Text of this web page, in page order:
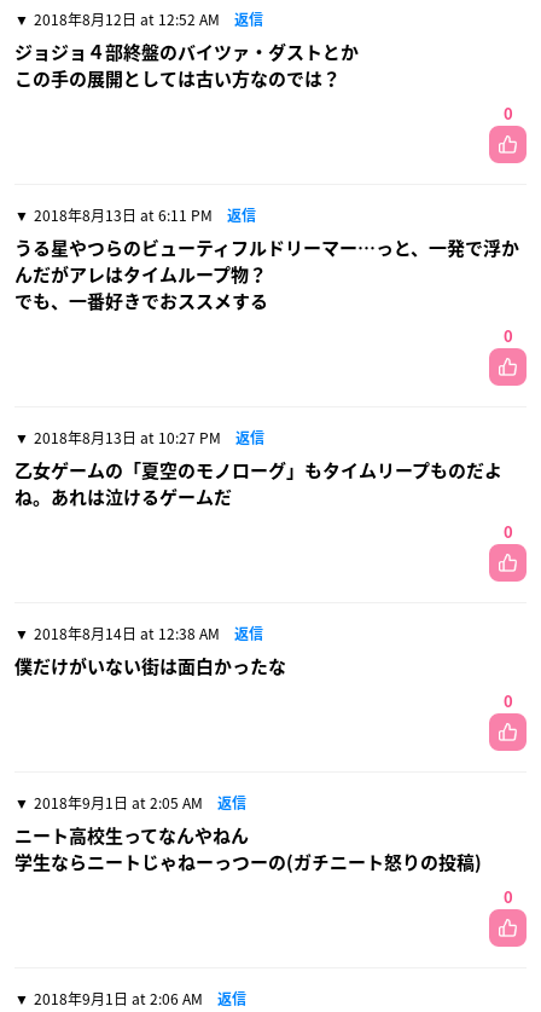
2018年8月12日 at 12:52 AM 返信
ジョジョ４部終盤のバイツァ・ダストとか
この手の展開としては古い方なのでは？
0
2018年8月13日 at 6:11 PM 返信
うる星やつらのビューティフルドリーマー…っと、一発で浮か
んだがアレはタイムループ物？
でも、一番好きでおススメする
0
2018年8月13日 at 10:27 PM 返信
乙女ゲームの「夏空のモノローグ」もタイムリープものだよ
ね。あれは泣けるゲームだ
0
2018年8月14日 at 12:38 AM 返信
僕だけがいない街は面白かったな
0
2018年9月1日 at 2:05 AM 返信
ニート高校生ってなんやねん
学生ならニートじゃねーっつーの(ガチニート怒りの投稿)
0
2018年9月1日 at 2:06 AM 返信